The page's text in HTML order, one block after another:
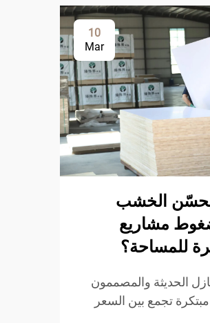
10
Mar
الخشب
مشاريع
للمساحة؟
الحديثة والمصممون
تجمع بين السعر